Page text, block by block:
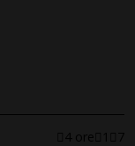
4 ore 1 7